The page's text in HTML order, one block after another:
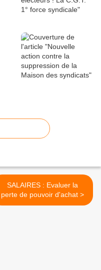
SALAIRES : Evaluer la
perte de pouvoir d'achat >